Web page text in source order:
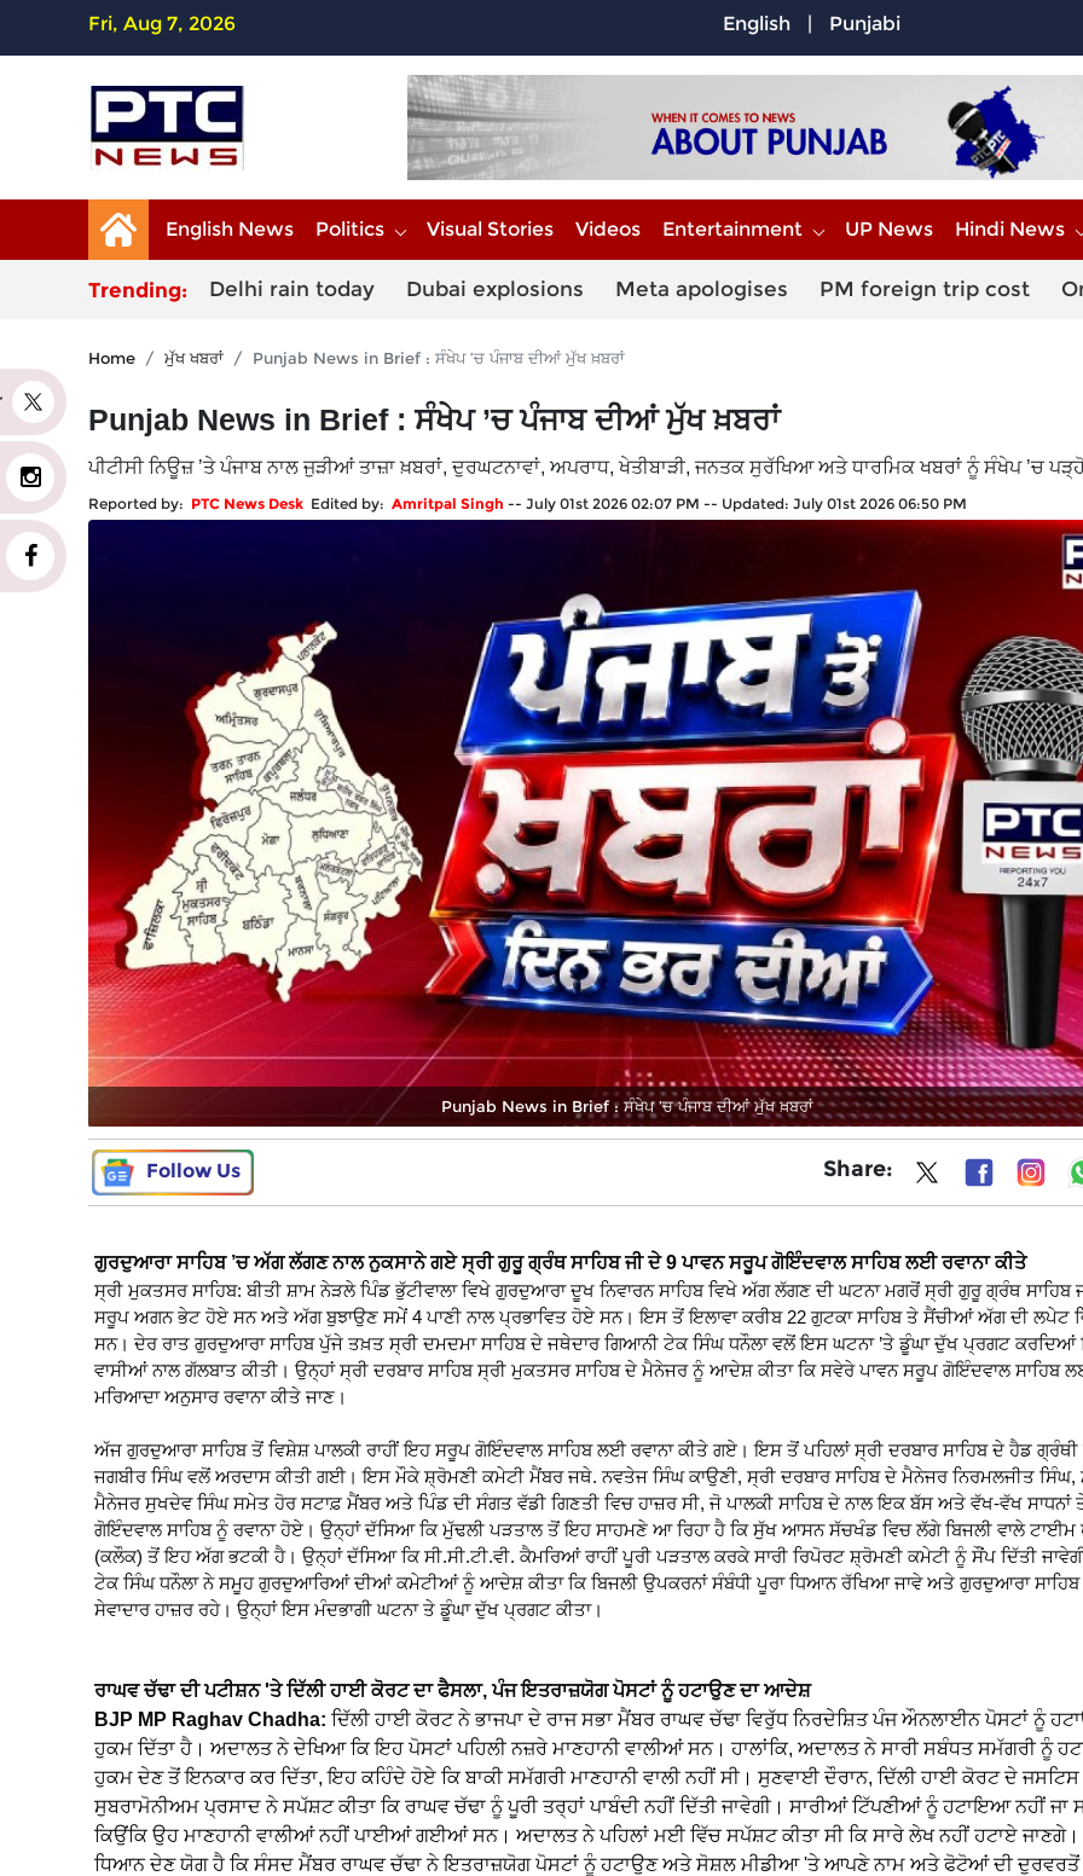
Fri, Aug 7, 2026 English | Punjabi
English News Politics Visual Stories Videos Entertainment UP News Hindi News
Trending: Delhi rain today Dubai explosions Meta apologises PM foreign trip cost
Home ਮੁੱਖ ਖਬਰਾਂ Punjab News in Brief : ਸੰਖੇਪ ’ਚ ਪੰਜਾਬ ਦੀਆਂ ਮੁੱਖ ਖ਼ਬਰਾਂ
Punjab News in Brief : ਸੰਖੇਪ ’ਚ ਪੰਜਾਬ ਦੀਆਂ ਮੁੱਖ ਖ਼ਬਰਾਂ
ਪੀਟੀਸੀ ਨਿਊਜ਼ ’ਤੇ ਪੰਜਾਬ ਨਾਲ ਜੁੜੀਆਂ ਤਾਜ਼ਾ ਖ਼ਬਰਾਂ, ਦੁਰਘਟਨਾਵਾਂ, ਅਪਰਾਧ, ਖੇਤੀਬਾੜੀ, ਜਨਤਕ ਸੁਰੱਖਿਆ ਅਤੇ ਧਾਰਮਿਕ ਖਬਰਾਂ ਨੂੰ ਸੰਖੇਪ ’ਚ
Reported by: PTC News Desk Edited by: Amritpal Singh -- July 01st 2026 02:07 PM -- Updated: July 01st 2026 06:50 PM
Punjab News in Brief : ਸੰਖੇਪ ’ਚ ਪੰਜਾਬ ਦੀਆਂ ਮੁੱਖ ਖ਼ਬਰਾਂ
Follow Us Share:
ਗੁਰਦੁਆਰਾ ਸਾਹਿਬ ’ਚ ਅੱਗ ਲੱਗਣ ਨਾਲ ਨੁਕਸਾਨੇ ਗਏ ਸ੍ਰੀ ਗੁਰੂ ਗ੍ਰੰਥ ਸਾਹਿਬ ਜੀ ਦੇ 9 ਪਾਵਨ ਸਰੂਪ ਗੋਇੰਦਵਾਲ ਸਾਹਿਬ ਲਈ ਰਵਾਨਾ ਕੀਤੇ
ਸ੍ਰੀ ਮੁਕਤਸਰ ਸਾਹਿਬ: ਬੀਤੀ ਸ਼ਾਮ ਨੇੜਲੇ ਪਿੰਡ ਭੁੱਟੀਵਾਲਾ ਵਿਖੇ ਗੁਰਦੁਆਰਾ ਦੂਖ ਨਿਵਾਰਨ ਸਾਹਿਬ ਵਿਖੇ ਅੱਗ ਲੱਗਣ ਦੀ ਘਟਨਾ ਮਗਰੋਂ ਸ੍ਰੀ ਗੁਰੂ ਗ੍ਰੰਥ ਸਾਹਿਬ
ਸਰੂਪ ਅਗਨ ਭੇਟ ਹੋਏ ਸਨ ਅਤੇ ਅੱਗ ਬੁਝਾਉਣ ਸਮੇਂ 4 ਪਾਣੀ ਨਾਲ ਪ੍ਰਭਾਵਿਤ ਹੋਏ ਸਨ। ਇਸ ਤੋਂ ਇਲਾਵਾ ਕਰੀਬ 22 ਗੁਟਕਾ ਸਾਹਿਬ ਤੇ ਸੈਂਚੀਆਂ ਅੱਗ ਦੀ ਲਪੇਟ
ਸਨ। ਦੇਰ ਰਾਤ ਗੁਰਦੁਆਰਾ ਸਾਹਿਬ ਪੁੱਜੇ ਤਖ਼ਤ ਸ੍ਰੀ ਦਮਦਮਾ ਸਾਹਿਬ ਦੇ ਜਥੇਦਾਰ ਗਿਆਨੀ ਟੇਕ ਸਿੰਘ ਧਨੌਲਾ ਵਲੋਂ ਇਸ ਘਟਨਾ ’ਤੇ ਡੂੰਘਾ ਦੁੱਖ ਪ੍ਰਗਟ ਕਰਦਿਆਂ
ਵਾਸੀਆਂ ਨਾਲ ਗੱਲਬਾਤ ਕੀਤੀ। ਉਨ੍ਹਾਂ ਸ੍ਰੀ ਦਰਬਾਰ ਸਾਹਿਬ ਸ੍ਰੀ ਮੁਕਤਸਰ ਸਾਹਿਬ ਦੇ ਮੈਨੇਜਰ ਨੂੰ ਆਦੇਸ਼ ਕੀਤਾ ਕਿ ਸਵੇਰੇ ਪਾਵਨ ਸਰੂਪ ਗੋਇੰਦਵਾਲ ਸਾਹਿਬ
ਮਰਿਆਦਾ ਅਨੁਸਾਰ ਰਵਾਨਾ ਕੀਤੇ ਜਾਣ।
ਅੱਜ ਗੁਰਦੁਆਰਾ ਸਾਹਿਬ ਤੋਂ ਵਿਸ਼ੇਸ਼ ਪਾਲਕੀ ਰਾਹੀਂ ਇਹ ਸਰੂਪ ਗੋਇੰਦਵਾਲ ਸਾਹਿਬ ਲਈ ਰਵਾਨਾ ਕੀਤੇ ਗਏ। ਇਸ ਤੋਂ ਪਹਿਲਾਂ ਸ੍ਰੀ ਦਰਬਾਰ ਸਾਹਿਬ ਦੇ ਹੈਡ
ਜਗਬੀਰ ਸਿੰਘ ਵਲੋਂ ਅਰਦਾਸ ਕੀਤੀ ਗਈ। ਇਸ ਮੌਕੇ ਸ਼੍ਰੋਮਣੀ ਕਮੇਟੀ ਮੈਂਬਰ ਜਥੇ. ਨਵਤੇਜ ਸਿੰਘ ਕਾਉਣੀ, ਸ੍ਰੀ ਦਰਬਾਰ ਸਾਹਿਬ ਦੇ ਮੈਨੇਜਰ ਨਿਰਮਲਜੀਤ ਸਿੰਘ,
ਮੈਨੇਜਰ ਸੁਖਦੇਵ ਸਿੰਘ ਸਮੇਤ ਹੋਰ ਸਟਾਫ਼ ਮੈਂਬਰ ਅਤੇ ਪਿੰਡ ਦੀ ਸੰਗਤ ਵੱਡੀ ਗਿਣਤੀ ਵਿਚ ਹਾਜ਼ਰ ਸੀ, ਜੋ ਪਾਲਕੀ ਸਾਹਿਬ ਦੇ ਨਾਲ ਇਕ ਬੱਸ ਅਤੇ ਵੱਖ-ਵੱਖ ਸਾਧਨਾਂ
ਗੋਇੰਦਵਾਲ ਸਾਹਿਬ ਨੂੰ ਰਵਾਨਾ ਹੋਏ। ਉਨ੍ਹਾਂ ਦੱਸਿਆ ਕਿ ਮੁੱਢਲੀ ਪੜਤਾਲ ਤੋਂ ਇਹ ਸਾਹਮਣੇ ਆ ਰਿਹਾ ਹੈ ਕਿ ਸੁੱਖ ਆਸਨ ਸੱਚਖੰਡ ਵਿਚ ਲੱਗੇ ਬਿਜਲੀ ਵਾਲੇ ਟਾਈਮ
(ਕਲੌਕ) ਤੋਂ ਇਹ ਅੱਗ ਭਟਕੀ ਹੈ। ਉਨ੍ਹਾਂ ਦੱਸਿਆ ਕਿ ਸੀ.ਸੀ.ਟੀ.ਵੀ. ਕੈਮਰਿਆਂ ਰਾਹੀਂ ਪੂਰੀ ਪੜਤਾਲ ਕਰਕੇ ਸਾਰੀ ਰਿਪੋਰਟ ਸ਼੍ਰੋਮਣੀ ਕਮੇਟੀ ਨੂੰ ਸੌਂਪ ਦਿੱਤੀ
ਟੇਕ ਸਿੰਘ ਧਨੌਲਾ ਨੇ ਸਮੂਹ ਗੁਰਦੁਆਰਿਆਂ ਦੀਆਂ ਕਮੇਟੀਆਂ ਨੂੰ ਆਦੇਸ਼ ਕੀਤਾ ਕਿ ਬਿਜਲੀ ਉਪਕਰਨਾਂ ਸੰਬੰਧੀ ਪੂਰਾ ਧਿਆਨ ਰੱਖਿਆ ਜਾਵੇ ਅਤੇ ਗੁਰਦੁਆਰਾ ਸਾਹਿਬ
ਸੇਵਾਦਾਰ ਹਾਜ਼ਰ ਰਹੇ। ਉਨ੍ਹਾਂ ਇਸ ਮੰਦਭਾਗੀ ਘਟਨਾ ਤੇ ਡੂੰਘਾ ਦੁੱਖ ਪ੍ਰਗਟ ਕੀਤਾ।
ਰਾਘਵ ਚੱਢਾ ਦੀ ਪਟੀਸ਼ਨ 'ਤੇ ਦਿੱਲੀ ਹਾਈ ਕੋਰਟ ਦਾ ਫੈਸਲਾ, ਪੰਜ ਇਤਰਾਜ਼ਯੋਗ ਪੋਸਟਾਂ ਨੂੰ ਹਟਾਉਣ ਦਾ ਆਦੇਸ਼
BJP MP Raghav Chadha: ਦਿੱਲੀ ਹਾਈ ਕੋਰਟ ਨੇ ਭਾਜਪਾ ਦੇ ਰਾਜ ਸਭਾ ਮੈਂਬਰ ਰਾਘਵ ਚੱਢਾ ਵਿਰੁੱਧ ਨਿਰਦੇਸ਼ਿਤ ਪੰਜ ਔਨਲਾਈਨ ਪੋਸਟਾਂ ਨੂੰ
ਹੁਕਮ ਦਿੱਤਾ ਹੈ। ਅਦਾਲਤ ਨੇ ਦੇਖਿਆ ਕਿ ਇਹ ਪੋਸਟਾਂ ਪਹਿਲੀ ਨਜ਼ਰੇ ਮਾਣਹਾਨੀ ਵਾਲੀਆਂ ਸਨ। ਹਾਲਾਂਕਿ, ਅਦਾਲਤ ਨੇ ਸਾਰੀ ਸਬੰਧਤ ਸਮੱਗਰੀ ਨੂੰ
ਹੁਕਮ ਦੇਣ ਤੋਂ ਇਨਕਾਰ ਕਰ ਦਿੱਤਾ, ਇਹ ਕਹਿੰਦੇ ਹੋਏ ਕਿ ਬਾਕੀ ਸਮੱਗਰੀ ਮਾਣਹਾਨੀ ਵਾਲੀ ਨਹੀਂ ਸੀ। ਸੁਣਵਾਈ ਦੌਰਾਨ, ਦਿੱਲੀ ਹਾਈ ਕੋਰਟ ਦੇ ਜਸਟਿਸ
ਸੁਬਰਾਮੋਨੀਅਮ ਪ੍ਰਸਾਦ ਨੇ ਸਪੱਸ਼ਟ ਕੀਤਾ ਕਿ ਰਾਘਵ ਚੱਢਾ ਨੂੰ ਪੂਰੀ ਤਰ੍ਹਾਂ ਪਾਬੰਦੀ ਨਹੀਂ ਦਿੱਤੀ ਜਾਵੇਗੀ। ਸਾਰੀਆਂ ਟਿੱਪਣੀਆਂ ਨੂੰ ਹਟਾਇਆ ਨਹੀਂ ਜਾ
ਕਿਉਂਕਿ ਉਹ ਮਾਣਹਾਨੀ ਵਾਲੀਆਂ ਨਹੀਂ ਪਾਈਆਂ ਗਈਆਂ ਸਨ। ਅਦਾਲਤ ਨੇ ਪਹਿਲਾਂ ਮਈ ਵਿੱਚ ਸਪੱਸ਼ਟ ਕੀਤਾ ਸੀ ਕਿ ਸਾਰੇ ਲੇਖ ਨਹੀਂ ਹਟਾਏ
ਧਿਆਨ ਦੇਣ ਯੋਗ ਹੈ ਕਿ ਸੰਸਦ ਮੈਂਬਰ ਰਾਘਵ ਚੱਢਾ ਨੇ ਇਤਰਾਜ਼ਯੋਗ ਪੋਸਟਾਂ ਨੂੰ ਹਟਾਉਣ ਅਤੇ ਸੋਸ਼ਲ ਮੀਡੀਆ 'ਤੇ ਆਪਣੇ ਨਾਮ ਅਤੇ ਫੋਟੋਆਂ ਦੀ ਦੁਰਵਰਤੋਂ